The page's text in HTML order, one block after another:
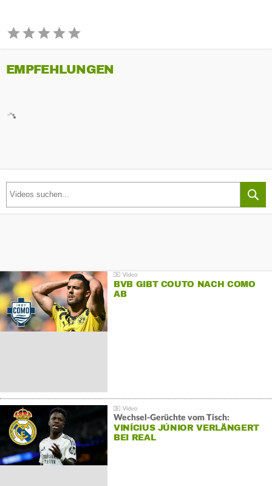
EMPFEHLUNGEN
BVB GIBT COUTO NACH COMO
AB
Wechsel-Gerüchte vom Tisch:
VINÍCIUS JÚNIOR VERLÄNGERT
BEI REAL